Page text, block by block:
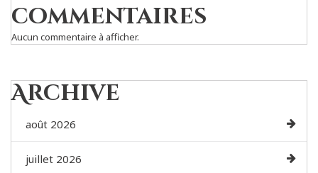
commentaires
Aucun commentaire à afficher.
Archive
août 2026
juillet 2026